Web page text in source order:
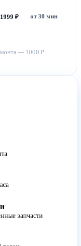
₽ от 30 мин
— 1000 ₽.
запчасти